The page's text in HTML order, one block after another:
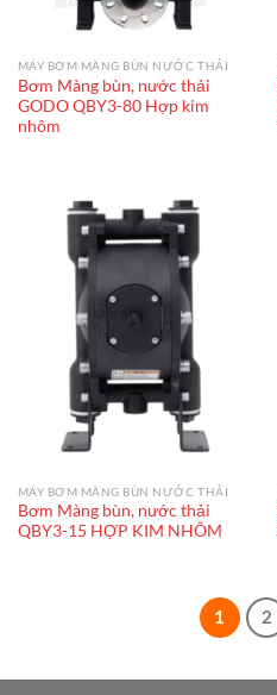
MÁY BƠM MÀNG BÙN NƯỚC THẢI
Bơm Màng bùn, nước thải
GODO QBY3-80 Hợp kim
nhôm
MÁY BƠM MÀNG BÙN NƯỚC THẢI
Bơm Màng bùn, nước thải
QBY3-15 HỢP KIM NHÔM
1 2